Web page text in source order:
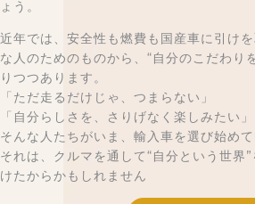
ょう。
近年では、安全性も燃費も国産車に引け
な人のためのものから、“自分のこだわり
りつつあります。
「ただ走るだけじゃ、つまらない」
「自分らしさを、さりげなく楽しみたい」
そんな人たちがいま、輸入車を選び始めて
それは、クルマを通して“自分という世界
けたからかもしれません